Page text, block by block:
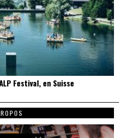
Festival, en Suisse